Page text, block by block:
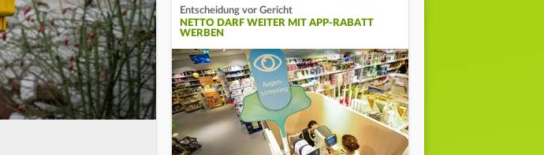
Entscheidung vor Gericht
NETTO DARF WEITER MIT APP-RABATT
WERBEN